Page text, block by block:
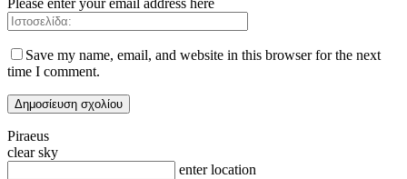
Please enter your email address here
Save my name, email, and website in this browser for the next
time I comment.
Piraeus
clear sky
enter location